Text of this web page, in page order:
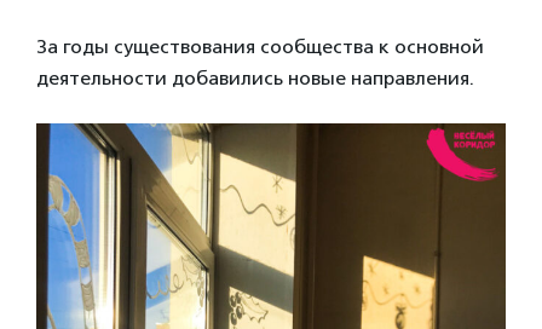
За годы существования сообщества к основной
деятельности добавились новые направления.